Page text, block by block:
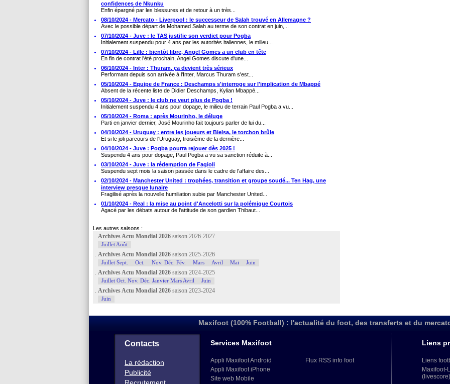
confidences de Nkunku
Enfin épargné par les blessures et de retour à un très...
08/10/2024 - Mercato - Liverpool : le successeur de Salah trouvé en Allemagne ?
Avec le possible départ de Mohamed Salah au terme de son contrat en juin,...
07/10/2024 - Juve : le TAS justifie son verdict pour Pogba
Initialement suspendu pour 4 ans par les autorités italiennes, le milieu...
07/10/2024 - Lille : bientôt libre, Angel Gomes a un club en tête
En fin de contrat l'été prochain, Angel Gomes discute d'une...
06/10/2024 - Inter : Thuram, ça devient très sérieux
Performant depuis son arrivée à l'Inter, Marcus Thuram s'est...
05/10/2024 - Equipe de France : Deschamps s'interroge sur l'implication de Mbappé
Absent de la récente liste de Didier Deschamps, Kylian Mbappé...
05/10/2024 - Juve : le club ne veut plus de Pogba !
Initialement suspendu 4 ans pour dopage, le milieu de terrain Paul Pogba a vu...
05/10/2024 - Roma : après Mourinho, le déluge
Parti en janvier dernier, José Mourinho fait toujours parler de lui du...
04/10/2024 - Uruguay : entre les joueurs et Bielsa, le torchon brûle
Et si le joli parcours de l'Uruguay, troisième de la dernière...
04/10/2024 - Juve : Pogba pourra rejouer dès 2025 !
Suspendu 4 ans pour dopage, Paul Pogba a vu sa sanction réduite à...
03/10/2024 - Juve : la rédemption de Fagioli
Suspendu sept mois la saison passée dans le cadre de l'affaire des...
02/10/2024 - Manchester United : trophées, transition et groupe soudé... Ten Hag, une
interview presque lunaire
Fragilisé après la nouvelle humiliation subie par Manchester United...
01/10/2024 - Real : la mise au point d'Ancelotti sur la polémique Courtois
Agacé par les débats autour de l'attitude de son gardien Thibaut...
Les autres saisons :
. Archives Actu Mondial 2026 saison 2026-2027
Juillet Août
. Archives Actu Mondial 2026 saison 2025-2026
Juillet Sept. Oct. Nov. Déc. Fév. Mars Avril Mai Juin
. Archives Actu Mondial 2026 saison 2024-2025
Juillet Oct. Nov. Déc. Janvier Mars Avril Juin
. Archives Actu Mondial 2026 saison 2023-2024
Juin
Maxifoot (100% Football) : l'actualité du foot, des transferts et du
Contacts
La rédaction
Publicité
Services Maxifoot
Appli Maxifoot Android
Appli Maxifoot iPhone
Site web Mobile
Flux RSS info foot
Liens
Liens
Maxifoot-
(livescore)